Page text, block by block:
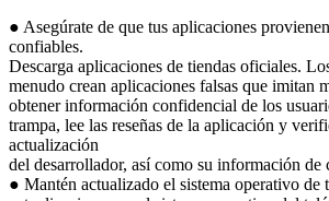
● Asegúrate de que tus aplicaciones
confiables.
Descarga aplicaciones de tiendas oficiales.
menudo crean aplicaciones falsas que imitan
obtener información confidencial de los
trampa, lee las reseñas de la aplicación y
actualización
del desarrollador, así como su información de
● Mantén actualizado el sistema operativo de